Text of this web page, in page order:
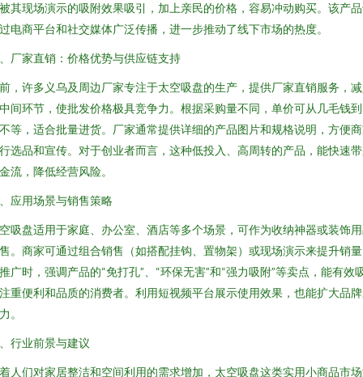
其现场演示的吸附效果吸引，加上亲民的价格，容易冲动购买。该产
电商平台和社交媒体广泛传播，进一步推动了线下市场的热度。
厂家直销：价格优势与供应链支持
，许多义乌及周边厂家专注于太空吸盘的生产，提供厂家直销服务，
间环节，使批发价格极具竞争力。根据采购量不同，单价可从几毛钱
等，适合批量进货。厂家通常提供详细的产品图片和规格说明，方便
选品和宣传。对于创业者而言，这种低投入、高周转的产品，能快速
流，降低经营风险。
应用场景与销售策略
吸盘适用于家庭、办公室、酒店等多个场景，可作为收纳神器或装饰
。商家可通过组合销售（如搭配挂钩、置物架）或现场演示来提升销
广时，强调产品的“免打孔”、“环保无害”和“强力吸附”等卖点，能有效
重便利和品质的消费者。利用短视频平台展示使用效果，也能扩大品
。
行业前景与建议
人们对家居整洁和空间利用的需求增加，太空吸盘这类实用小商品市